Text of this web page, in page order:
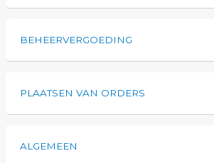
BEHEERVERGOEDING
PLAATSEN VAN ORDERS
ALGEMEEN